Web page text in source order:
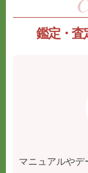
鑑定・査
マニュアルやデ